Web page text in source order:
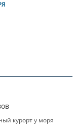
курорт у моря